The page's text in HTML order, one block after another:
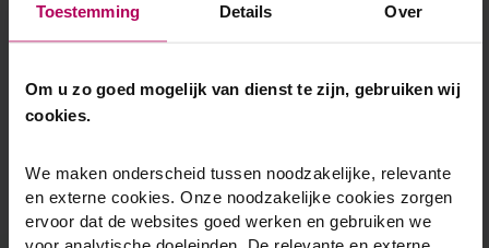
Toestemming Details Over
Om u zo goed mogelijk van dienst te zijn, gebruiken wij
cookies.
We maken onderscheid tussen noodzakelijke, relevante
en externe cookies. Onze noodzakelijke cookies zorgen
ervoor dat de websites goed werken en gebruiken we
voor analytische doeleinden. De relevante en externe
Kies voor het totaalpakket van
Kemkens
Zeeland en Zuid-Gelderland hebben voor een cv-ketel
totaalpakket van Kemkens gekozen. Zo kiest u voor
kwaliteit en komt u achteraf niet voor verrassingen te